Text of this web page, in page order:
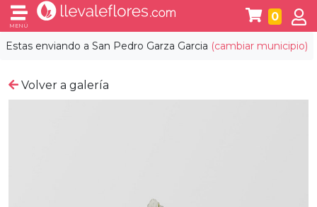
Estas enviando a San Pedro Garza Garcia (cambiar municipio)
MENÚ
0
Volver a galería